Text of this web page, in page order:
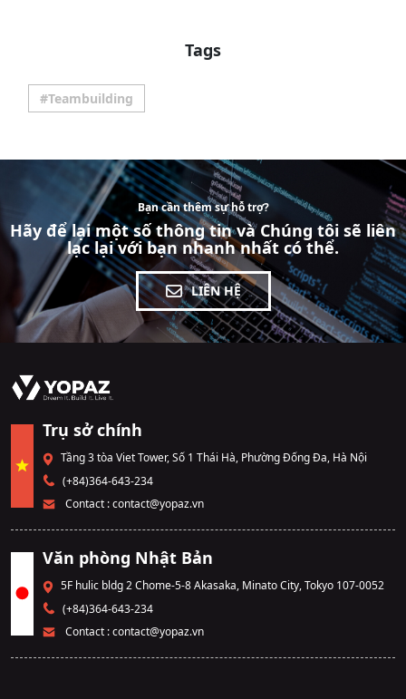
Tags
#Teambuilding
Bạn cần thêm sự hỗ trợ?
Hãy để lại một số thông tin và Chúng tôi sẽ liên
lạc lại với bạn nhanh nhất có thể.
LIÊN HỆ
Trụ sở chính
Tầng 3 tòa Viet Tower, Số 1 Thái Hà, Phường Đống Đa, Hà Nội
(+84)364-643-234
Contact :contact@yopaz.vn
Văn phòng Nhật Bản
5F hulic bldg 2 Chome-5-8 Akasaka, Minato City, Tokyo 107-0052
(+84)364-643-234
Contact :contact@yopaz.vn